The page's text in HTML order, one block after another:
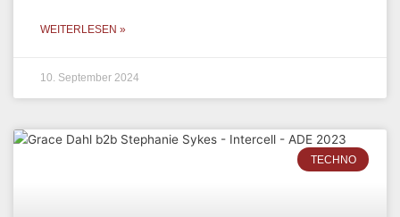
WEITERLESEN »
10. September 2024
TECHNO